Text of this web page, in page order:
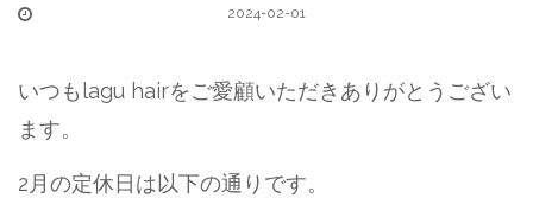
2024-02-01
いつもlagu hairをご愛顧いただきありがとうござい
ます。
2月の定休日は以下の通りです。